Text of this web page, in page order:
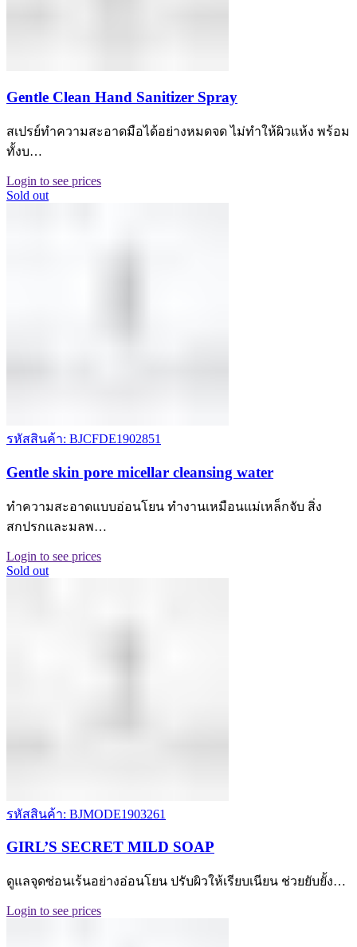
Gentle Clean Hand Sanitizer Spray
สเปรย์ทำความสะอาดมือได้อย่างหมดจด ไม่ทำให้ผิวแห้ง พร้อม
ทั้งบ…
Login to see prices
Sold out
รหัสสินค้า: BJCFDE1902851
Gentle skin pore micellar cleansing water
ทำความสะอาดแบบอ่อนโยน ทำงานเหมือนแม่เหล็กจับ สิ่ง
สกปรกและมลพ…
Login to see prices
Sold out
รหัสสินค้า: BJMODE1903261
GIRL’S SECRET MILD SOAP
ดูแลจุดซ่อนเร้นอย่างอ่อนโยน ปรับผิวให้เรียบเนียน ช่วยยับยั้ง…
Login to see prices